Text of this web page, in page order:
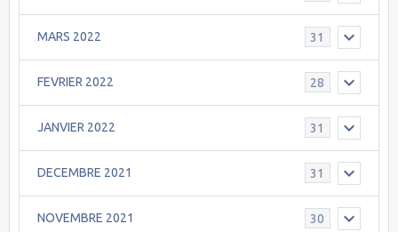
MARS 2022 31
FEVRIER 2022 28
JANVIER 2022 31
DECEMBRE 2021 31
NOVEMBRE 2021 30